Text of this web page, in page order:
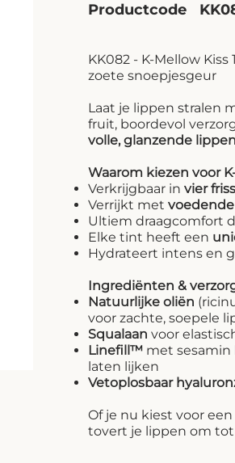
Productcode
KK082 - K-Mellow
zoete snoepjesgeur
Laat je lippen stralen
fruit, boordevol
volle, glanzende lippen
Waarom kiezen voor
Verkrijgbaar in vier
Verrijkt met
Ultiem draagcomfort
Elke tint heeft een
Hydrateert intens en
Ingrediënten &
Natuurlijke oliën
voor zachte, soepele
Squalaan voor
Linefill™met sesamin
laten lijken
Vetoplosbaar
Of je nu kiest voor
tovert je lippen om